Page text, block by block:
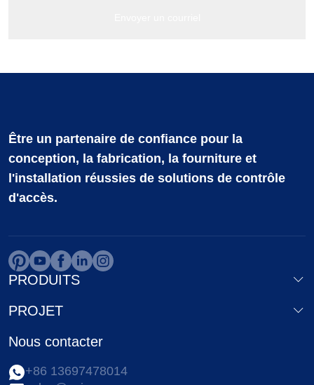
Être un partenaire de confiance pour la
conception, la fabrication, la fourniture et
l'installation réussies de solutions de contrôle
d'accès.
PRODUITS
PROJET
Nous contacter
+86 13697478014